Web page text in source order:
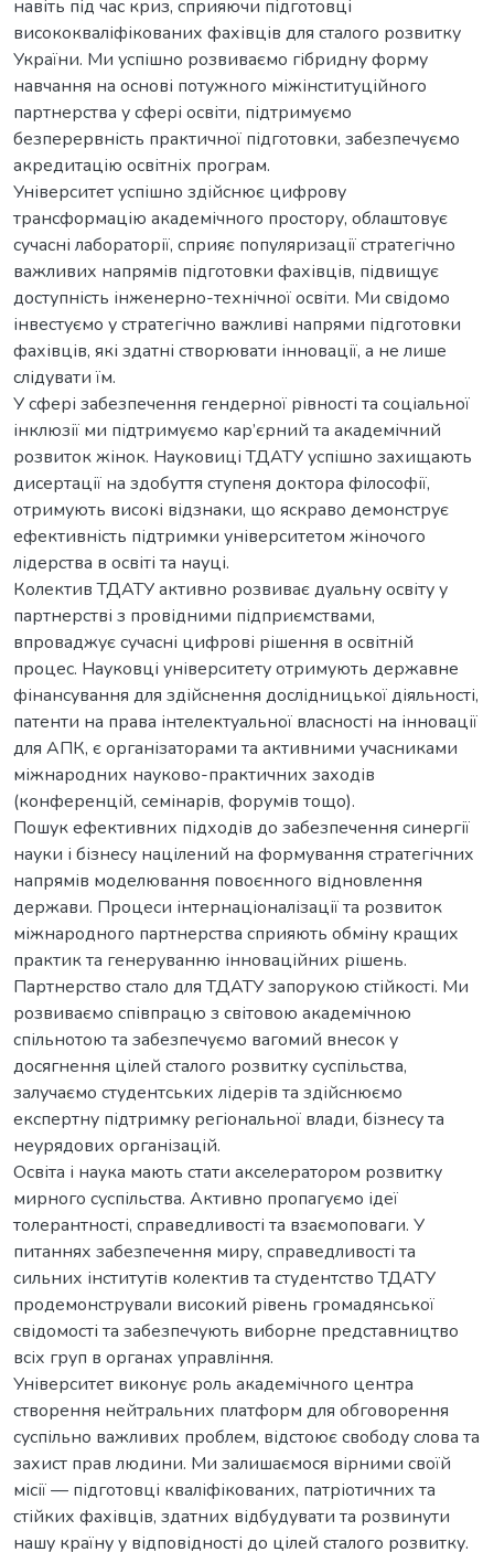
навіть під час криз, сприяючи підготовці
висококваліфікованих фахівців для сталого розвитку
України. Ми успішно розвиваємо гібридну форму
навчання на основі потужного міжінституційного
партнерства у сфері освіти, підтримуємо
безперервність практичної підготовки, забезпечуємо
акредитацію освітніх програм.
Університет успішно здійснює цифрову
трансформацію академічного простору, облаштовує
сучасні лабораторії, сприяє популяризації стратегічно
важливих напрямів підготовки фахівців, підвищує
доступність інженерно-технічної освіти. Ми свідомо
інвестуємо у стратегічно важливі напрями підготовки
фахівців, які здатні створювати інновації, а не лише
слідувати їм.
У сфері забезпечення гендерної рівності та соціальної
інклюзії ми підтримуємо кар’єрний та академічний
розвиток жінок. Науковиці ТДАТУ успішно захищають
дисертації на здобуття ступеня доктора філософії,
отримують високі відзнаки, що яскраво демонструє
ефективність підтримки університетом жіночого
лідерства в освіті та науці.
Колектив ТДАТУ активно розвиває дуальну освіту у
партнерстві з провідними підприємствами,
впроваджує сучасні цифрові рішення в освітній
процес. Науковці університету отримують державне
фінансування для здійснення дослідницької діяльності,
патенти на права інтелектуальної власності на інновації
для АПК, є організаторами та активними учасниками
міжнародних науково-практичних заходів
(конференцій, семінарів, форумів тощо).
Пошук ефективних підходів до забезпечення синергії
науки і бізнесу націлений на формування стратегічних
напрямів моделювання повоєнного відновлення
держави. Процеси інтернаціоналізації та розвиток
міжнародного партнерства сприяють обміну кращих
практик та генеруванню інноваційних рішень.
Партнерство стало для ТДАТУ запорукою стійкості. Ми
розвиваємо співпрацю з світовою академічною
спільнотою та забезпечуємо вагомий внесок у
досягнення цілей сталого розвитку суспільства,
залучаємо студентських лідерів та здійснюємо
експертну підтримку регіональної влади, бізнесу та
неурядових організацій.
Освіта і наука мають стати акселератором розвитку
мирного суспільства. Активно пропагуємо ідеї
толерантності, справедливості та взаємоповаги. У
питаннях забезпечення миру, справедливості та
сильних інститутів колектив та студентство ТДАТУ
продемонстрували високий рівень громадянської
свідомості та забезпечують виборне представництво
всіх груп в органах управління.
Університет виконує роль академічного центра
створення нейтральних платформ для обговорення
суспільно важливих проблем, відстоює свободу слова та
захист прав людини. Ми залишаємося вірними своїй
місії — підготовці кваліфікованих, патріотичних та
стійких фахівців, здатних відбудувати та розвинути
нашу країну у відповідності до цілей сталого розвитку.